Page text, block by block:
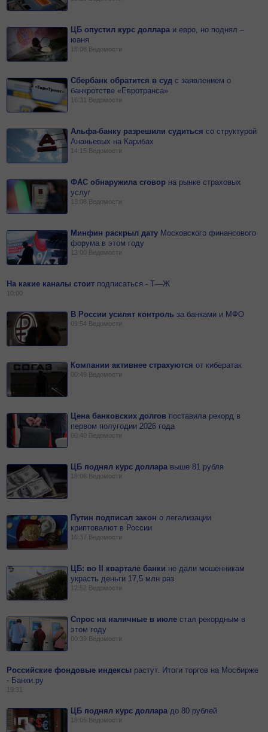
ЦБ опустил курс доллара иевро, но поднял –
юаня
18:08 Ведомости
Сбербанк обратится в судсзаявлением о
банкротстве «Евротранса»
16:31 Ведомости
Альфа-банку разрешили судитьсясоструктурой
Ананьевых на Карибах
14:15 Ведомости
ФАС обнаружила сговор на рынке страховых
услуг
13:08 Ведомости
Минфин раскрыл дату Московского финансового
форума в этом году
13:00 Ведомости
На какие каналы стоит подписаться - Т—Ж
10:00
В России усилят контрольза банками и МФО
09:54 Ведомости
Компании активнее страхуютсяот кибератак
00:49 Ведомости
Цена банковских долгов поставила рекорд в
первом полугодии 2026 года
00:40 Ведомости
ЦБ поднял курс доллара выше 81 рубля
18:06 Ведомости
Путин подписал законолегализации
криптовалют в России
16:37 Ведомости
ЦБ: во II квартале банки недали мошенникам
украсть деньги 17,5 млн раз
12:52 Ведомости
Спрос на наличные в июлестал рекордным в
этом году
00:39 Ведомости
Российские фондовые индексы растут. Итоги торгов на Мосбирже
- Банки.ру
19:31
ЦБ поднял курс долларадо80 рублей
18:05 Ведомости